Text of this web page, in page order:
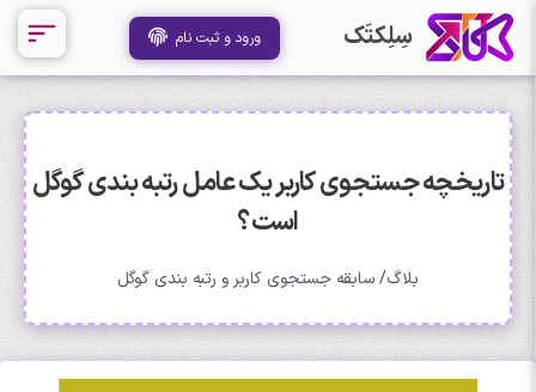
سِلِکتَک ورود و ثبت نام
تاریخچه جستجوی کاربر یک عامل رتبه بندی گوگل
است؟
بلاگ سابقه جستجوی کاربر و رتبه بندی گوگل